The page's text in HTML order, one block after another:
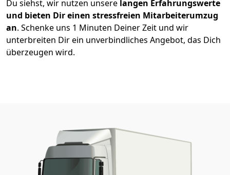
Du siehst, wir nutzen unsere langen Erfahrungswerte
und bieten Dir einen stressfreien Mitarbeiterumzug
an. Schenke uns 1 Minuten Deiner Zeit und wir
unterbreiten Dir ein unverbindliches Angebot, das Dich
überzeugen wird.